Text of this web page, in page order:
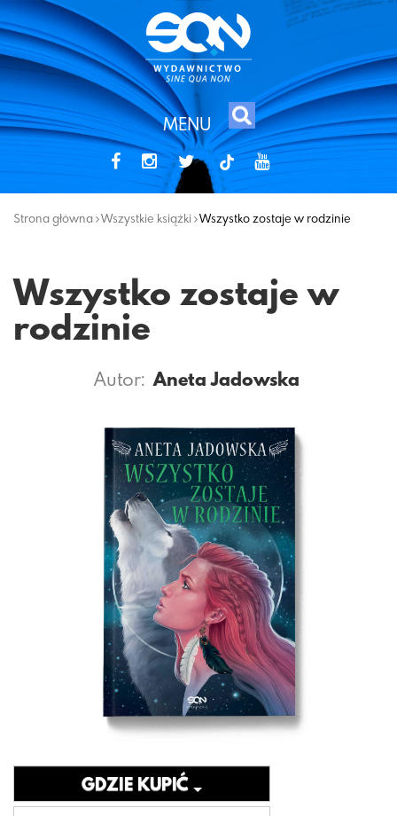
MENU
tiktok
Strona główna Wszystkie książki Wszystko zostaje w rodzinie
Wszystko zostaje w
rodzinie
Autor: Aneta Jadowska
GDZIE KUPIĆ